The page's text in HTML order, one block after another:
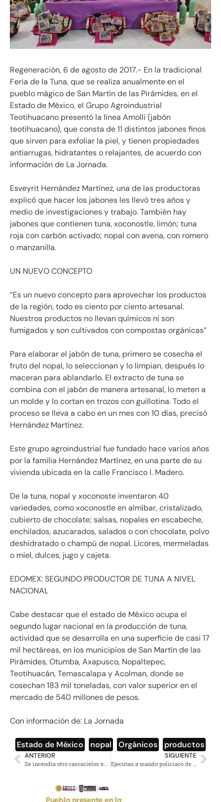
Regeneración, 6 de agosto de 2017.- En la tradicional
Feria de la Tuna, que se realiza anualmente en el
pueblo mágico de San Martín de las Pirámides, en el
Estado de México, el Grupo Agroindustrial
Teotihuacano presentó la línea Amolli (jabón
teotihuacano), que consta de 11 distintos jabones finos
que sirven para exfoliar la piel, y tienen propiedades
antiarrugas, hidratantes o relajantes, de acuerdo con
información de La Jornada.
Esveyrit Hernández Martínez, una de las productoras
explicó que hacer los jabones les llevó tres años y
medio de investigaciones y trabajo. También hay
jabones que contienen tuna, xoconostle, limón; tuna
roja con carbón activado; nopal con avena, con romero
o manzanilla.
UN NUEVO CONCEPTO
“Es un nuevo concepto para aprovechar los productos
de la región, todo es ciento por ciento artesanal.
Nuestros productos no llevan químicos ni son
fumigados y son cultivados con compostas orgánicas”
Para elaborar el jabón de tuna, primero se cosecha el
fruto del nopal, lo seleccionan y lo limpian, después lo
maceran para ablandarlo. El extracto de tuna se
combina con el jabón de manera artesanal, lo meten a
un molde y lo cortan en trozos con guillotina. Todo el
proceso se lleva a cabo en un mes con 10 días, precisó
Hernández Martínez.
Este grupo agroindustrial fue fundado hace varios años
por la familia Hernández Martínez, en una parte de su
vivienda ubicada en la calle Francisco I. Madero.
De la tuna, nopal y xoconoste inventaron 40
variedades, como xoconostle en almíbar, cristalizado,
cubierto de chocolate; salsas, nopales en escabeche,
enchilados, azucarados, salados o con chocolate, polvo
deshidratado o champú de nopal. Licores, mermeladas
o miel, dulces, jugo y cajeta.
EDOMEX: SEGUNDO PRODUCTOR DE TUNA A NIVEL
NACIONAL
Cabe destacar que el estado de México ocupa el
segundo lugar nacional en la producción de tuna,
actividad que se desarrolla en una superficie de casi 17
mil hectáreas, en los municipios de San Martín de las
Pirámides, Otumba, Axapusco, Nopaltepec,
Teotihuacán, Temascalapa y Acolman, donde se
cosechan 183 mil toneladas, con valor superior en el
mercado de 540 millones de pesos.
Con información de: La Jornada
Estado de México nopal Orgánicos productos
ANTERIOR SIGUIENTE